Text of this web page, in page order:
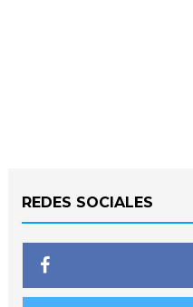
REDES SOCIALES